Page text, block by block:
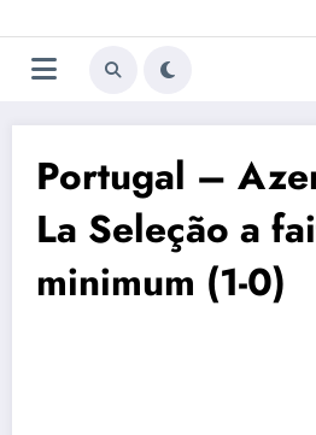
au
contenu
Portugal –
La Seleção a
minimum (1-0)